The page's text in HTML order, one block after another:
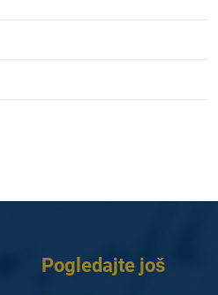
Pogledajte još